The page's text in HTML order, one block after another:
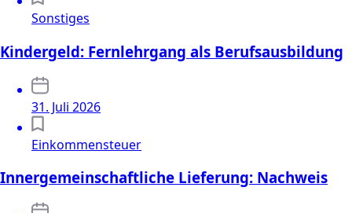
Sonstiges
Kindergeld: Fernlehrgang als Berufsausbildung
31. Juli 2026
Einkommensteuer
Innergemeinschaftliche Lieferung: Nachweis